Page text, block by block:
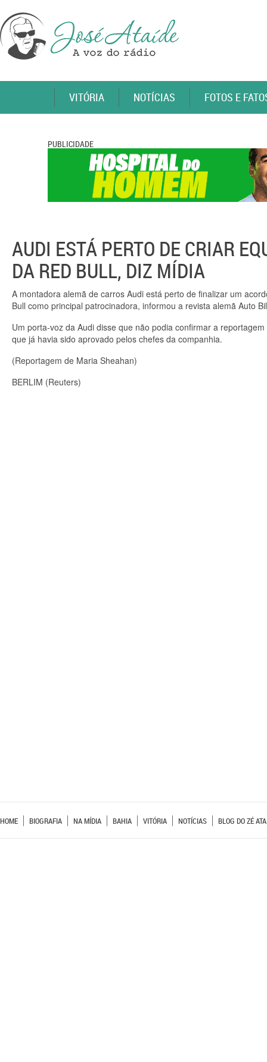
VITÓRIA NOTÍCIAS FOTOS E
PUBLICIDADE
AUDI ESTÁ PERTO DE CRIAR
DA RED BULL, DIZ MÍDIA
A montadora alemã de carros Audi está perto de finalizar um
Bull como principal patrocinadora, informou a revista alemã Auto
Um porta-voz da Audi disse que não podia confirmar a
que já havia sido aprovado pelos chefes da companhia.
(Reportagem de Maria Sheahan)
BERLIM (Reuters)
HOME BIOGRAFIA NA MÍDIA BAHIA VITÓRIA NOTÍCIAS BLOG DO ZÉ